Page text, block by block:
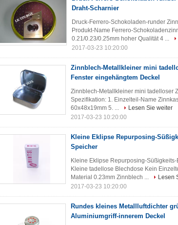
Draht-Scharnier
Druck-Ferrero-Schokoladen-runder
Produkt-Name Ferrero-
0.21/0.23/0.25mm hoher Qualität 4 ...
2017-03-23 10:20:00
Zinnblech-Metallkleiner mini
Fenster eingehängtem Deckel
Zinnblech-Metallkleiner mini tadelloser
Spezifikation: 1. Einzelteil-Name
60x48x19mm 5. ...
Lesen Sie weiter
2017-03-23 10:20:00
Kleine Eklipse Repurposing-
Speicher
Kleine Eklipse Repurposing-
Kleine tadellose Blechdose Kein
Material 0.23mm Zinnblech ...
Lesen
2017-03-23 10:20:00
Rundes kleines Metallluftdichter
Aluminiumgriff-innerem Deckel